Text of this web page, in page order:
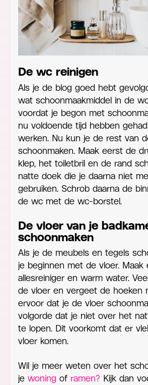
De wc reinigen
Als je de blog goed hebt
wat schoonmaakmiddel in de
voordat je begon met
nu voldoende tijd hebben
werken. Nu kun je de rest van
schoonmaken. Maak eerst de
klep, het toiletbril en de rand
natte doek die je daarna niet
gebruiken. Schrob daarna de
de wc met de wc-borstel.
De vloer van je
schoonmaken
Als je de meubels en tegels
je beginnen met de vloer. Maak
allesreiniger en warm water.
de vloer en vergeet de hoeken
ervoor dat je de vloer
volgorde dat je niet over het
te lopen. Dit voorkomt dat er
vloer komen.
Wil je meer weten over het
je woning of ramen? Kijk dan